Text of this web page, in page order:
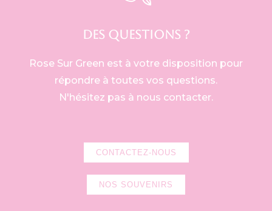
DES QUESTIONS ?
Rose Sur Green est à votre disposition pour
répondre à toutes vos questions.
N'hésitez pas à nous contacter.
CONTACTEZ-NOUS
NOS SOUVENIRS